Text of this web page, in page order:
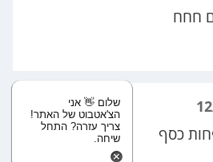
חחח
שלום 👋 אני
הצ'אטבוט של האתר!
צריך עזרה? התחל
שיחה.